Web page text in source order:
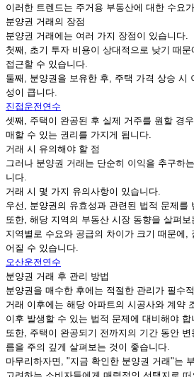
이러한 트렌드는 주거용 부동산에 대한 수요
분양권 거래의 장점
분양권 거래에는 여러 가지 장점이 있습니다.
첫째, 초기 투자 비용이 상대적으로 낮기 때
접근할 수 있습니다.
둘째, 분양권을 보유한 후, 주택 가격 상승 시
성이 큽니다.
진접운전연수
셋째, 주택이 완공된 후 실제 거주를 원할 경
매할 수 있는 권리를 가지게 됩니다.
거래 시 유의해야 할 점
그러나 분양권 거래는 단순히 이익을 추구하
니다.
거래 시 몇 가지 유의사항이 있습니다.
우선, 분양권의 유효성과 관련된 법적 문제를
또한, 해당 지역의 부동산 시장 동향을 살펴
지역별로 수요와 공급의 차이가 크기 때문에,
어질 수 있습니다.
오산운전연수
분양권 거래 후 관리 방법
분양권을 매수한 후에는 적절한 관리가 필수
거래 이후에는 해당 아파트의 시공사와 계약
이후 발생할 수 있는 법적 문제에 대비해야 합
또한, 주택이 완공되기 전까지의 기간 동안
름을 주의 깊게 살펴보는 것이 좋습니다.
마무리하자면, "지금 확인한 분양권 거래"는